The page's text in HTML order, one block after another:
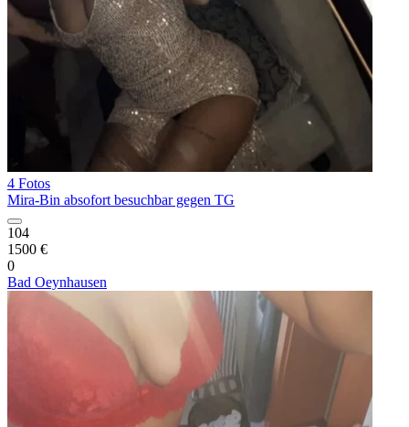
4 Fotos
Mira-Bin absofort besuchbar gegen TG
104
1500 €
0
Bad Oeynhausen